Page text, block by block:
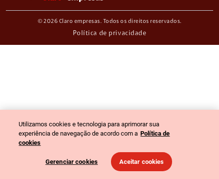
© 2026 Claro empresas. Todos os direitos reservados.
Política de privacidade
Utilizamos cookies e tecnologia para aprimorar sua
experiência de navegação de acordo com a Política de
cookies
Gerenciar cookies Aceitar cookies